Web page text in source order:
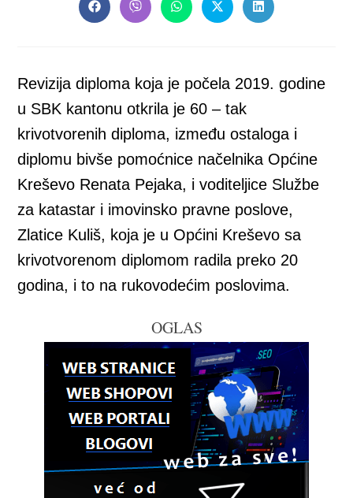
Opens
in
Opens
in
Opens
in
Opens
in
Opens
in
Revizija diploma koja je počela 2019. godine
u SBK kantonu otkrila je 60 – tak
krivotvorenih diploma, između ostaloga i
diplomu bivše pomoćnice načelnika Općine
Kreševo Renata Pejaka, i voditeljice Službe
za katastar i imovinsko pravne poslove,
Zlatice Kuliš, koja je u Općini Kreševo sa
krivotvorenom diplomom radila preko 20
godina, i to na rukovodećim poslovima.
OGLAS